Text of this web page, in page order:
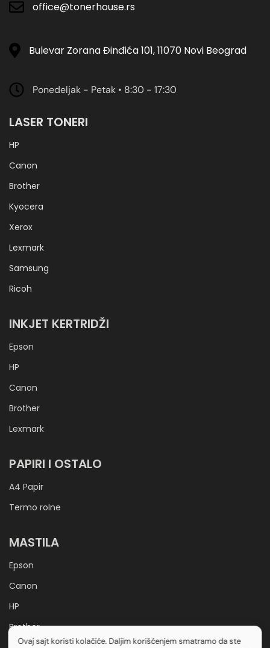
office@tonerhouse.rs
Bulevar Zorana Đinđića 101, 11070 Novi Beograd
Ponedeljak - Petak • 8:30 - 17:30
LASER TONERI
HP
Canon
Brother
Kyocera
Xerox
Lexmark
Samsung
Ricoh
INKJET KERTRIDŽI
Epson
HP
Canon
Brother
Lexmark
PAPIRI I OSTALO
A4 Papir
Termo rolne
MASTILA
Epson
Canon
HP
Brother
Ovaj sajt koristi kolačiće. Daljim korišćenjem smatramo da ste